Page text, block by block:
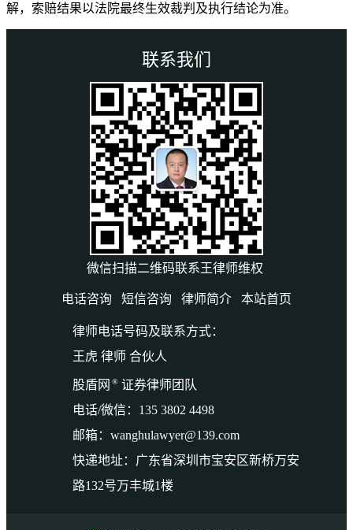
解，索赔结果以法院最终生效裁判及执行结论为准。
联系我们
微信扫描二维码联系王律师维权
电话咨询 短信咨询 律师简介 本站首页
律师电话号码及联系方式：
王虎 律师 合伙人
股盾网 ® 证券律师团队
电话/微信：135 3802 4498
邮箱：wanghulawyer@139.com
快递地址：广东省深圳市宝安区新桥万安
路132号万丰城1楼